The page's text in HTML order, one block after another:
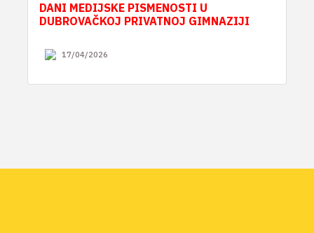
DANI MEDIJSKE PISMENOSTI U
DUBROVAČKOJ PRIVATNOJ GIMNAZIJI
17/04/2026